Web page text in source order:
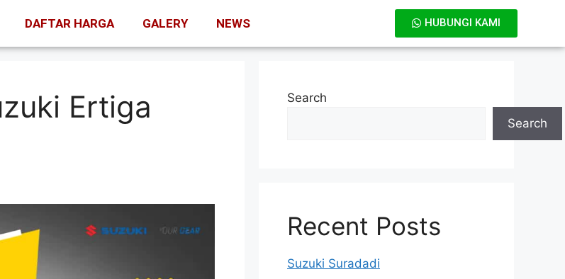
DAFTAR HARGA GALERY NEWS HUBUNGI KAMI
Ertiga
Search
Search
Recent Posts
Suzuki Suradadi